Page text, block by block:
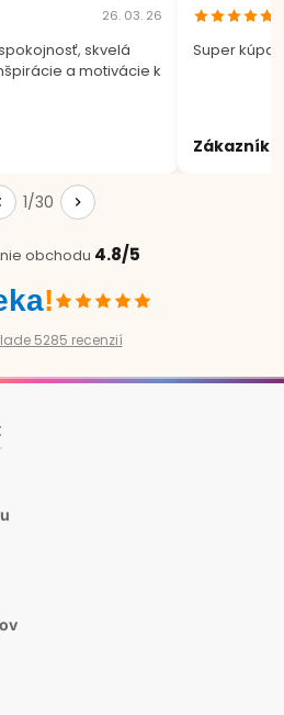
26. 03. 26
skvelá
a motivácie k
Super
Zákazník
1/30
obchodu 4.8/5
!
5285 recenzií